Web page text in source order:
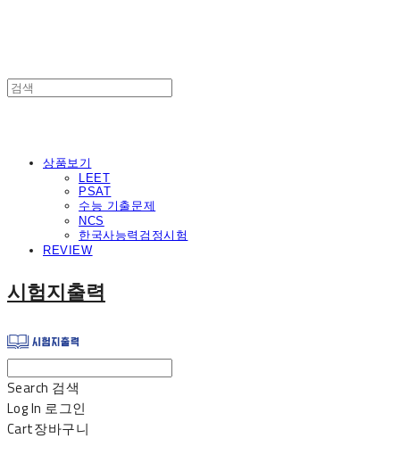
상품보기
LEET
PSAT
수능 기출문제
NCS
한국사능력검정시험
REVIEW
시험지출력
Search 검색
Log In 로그인
Cart장바구니